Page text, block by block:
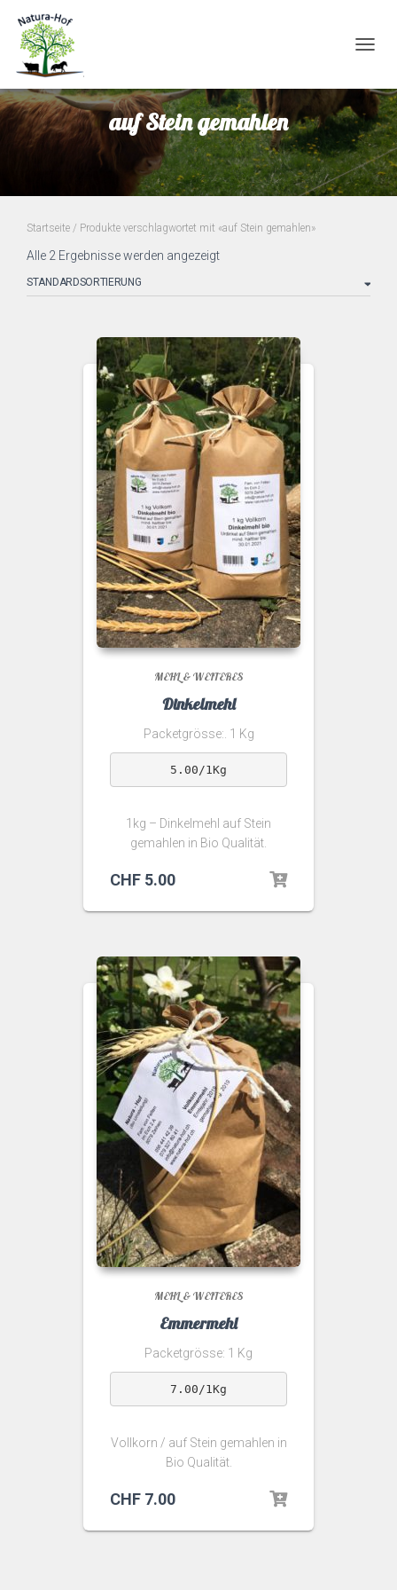
auf Stein gemahlen
Startseite / Produkte verschlagwortet mit «auf Stein gemahlen»
Alle 2 Ergebnisse werden angezeigt
MEHL & WEITERES
Dinkelmehl
Packetgrösse:. 1 Kg
5.00/1Kg
1kg – Dinkelmehl auf Stein
gemahlen in Bio Qualität.
CHF 5.00
MEHL & WEITERES
Emmermehl
Packetgrösse: 1 Kg
7.00/1Kg
Vollkorn / auf Stein gemahlen in
Bio Qualität.
CHF 7.00